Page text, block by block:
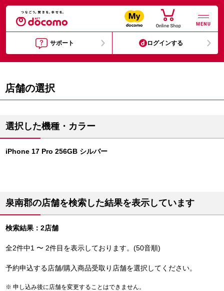
MENU
サポート ログインする
店舗の選択
選択した機種・カラー
iPhone 17 Pro 256GB シルバー
泉南郡の店舗を検索した結果を表示しています
検索結果：2店舗
全2件中1 〜 2件目を表示しております。(50音順)
予約申込する店舗/購入商品受取り店舗を選択してください。
申し込み後に店舗を変更することはできません。